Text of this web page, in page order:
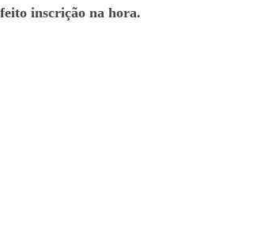
inscrição na hora.